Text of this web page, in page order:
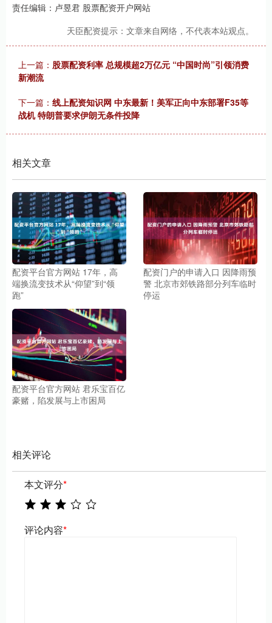
责任编辑：卢昱君 股票配资开户网站
天臣配资提示：文章来自网络，不代表本站观点。
上一篇： 股票配资利率 总规模超2万亿元 “中国时尚”引领消费
新潮流
下一篇： 线上配资知识网 中东最新！美军正向中东部署F35等
战机 特朗普要求伊朗无条件投降
相关文章
配资平台官方网站 17年，高
端换流变技术从“仰望”到“领
跑”
配资门户的申请入口 因降雨预
警 北京市郊铁路部分列车临时
停运
配资平台官方网站 君乐宝百亿
豪赌，陷发展与上市困局
相关评论
本文评分*
评论内容*